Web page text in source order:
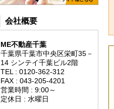
会社概要
ME不動産千葉
千葉県千葉市中央区栄町35－
14 シンテイ千葉ビル2階
TEL : 0120-362-312
FAX : 043-205-4201
営業時間 : 9:00～
定休日 : 水曜日